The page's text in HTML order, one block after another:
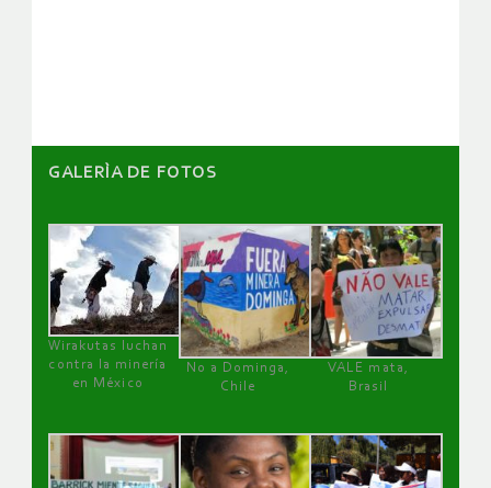
GALERÌA DE FOTOS
Wirakutas luchan
contra la minería
en México
No a Dominga,
Chile
VALE mata,
Brasil